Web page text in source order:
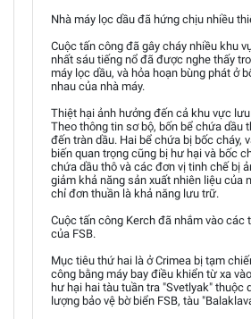
Nhà máy lọc dầu đã hứng chịu nhiều
Cuộc tấn công đã gây cháy nhiều khu
nhất sáu tiếng nổ đã được nghe thấy
máy lọc dầu, và hỏa hoạn bùng phát ở
nhau của nhà máy.
Thiệt hại ảnh hưởng đến cả khu vực
Theo thông tin sơ bộ, bốn bể chứa dầu
đến tràn dầu. Hai bể chứa bị bốc cháy,
biến quan trọng cũng bị hư hại và bốc
chứa dầu thô và các đơn vị tinh chế bị
giảm khả năng sản xuất nhiên liệu của
chỉ đơn thuần là khả năng lưu trữ.
Cuộc tấn công Kerch đã nhắm vào các
của FSB.
Mục tiêu thứ hai là ở Crimea bị tạm
công bằng máy bay điều khiển từ xa
hư hại hai tàu tuần tra "Svetlyak" thuộc
lượng bảo vệ bờ biển FSB, tàu